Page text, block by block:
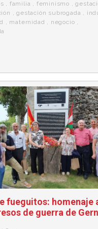
a
familia feminismo ,
,gestación subrogada
maternidad negocio
fueguitos: homenaje
de guerra de